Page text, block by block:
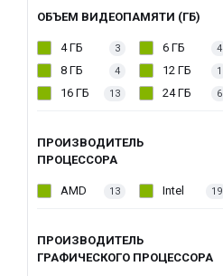
ОБЪЕМ ВИДЕОПАМЯТИ (ГБ)
4 ГБ 3 6 ГБ 4
8 ГБ 4 12 ГБ 1
16 ГБ 13 24 ГБ 6
ПРОИЗВОДИТЕЛЬ
ПРОЦЕССОРА
AMD 13 Intel 19
ПРОИЗВОДИТЕЛЬ
ГРАФИЧЕСКОГО ПРОЦЕССОРА